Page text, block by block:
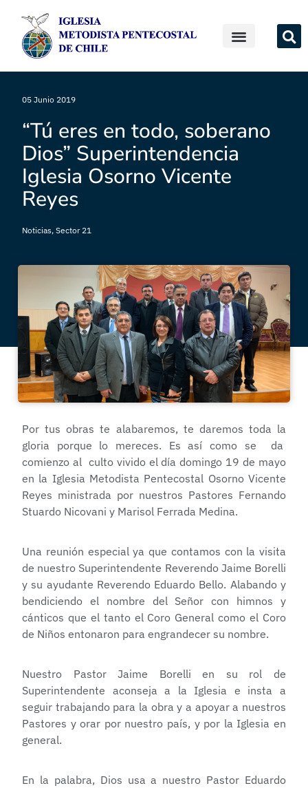
05 Junio 2019
“Tú eres en todo, soberano
Dios” Superintendencia
Iglesia Osorno Vicente
Reyes
Noticias, Sector 21
Por tus obras te alabaremos, te daremos toda la
gloria porque lo mereces. Es así como se da
comienzo al culto vivido el día domingo 19 de mayo
en la Iglesia Metodista Pentecostal Osorno Vicente
Reyes ministrada por nuestros Pastores Fernando
Stuardo Nicovani y Marisol Ferrada Medina.
Una reunión especial ya que contamos con la visita
de nuestro Superintendente Reverendo Jaime Borelli
y su ayudante Reverendo Eduardo Bello. Alabando y
bendiciendo el nombre del Señor con himnos y
cánticos que el tanto el Coro General como el Coro
de Niños entonaron para engrandecer su nombre.
Nuestro Pastor Jaime Borelli en su rol de
Superintendente aconseja a la Iglesia e insta a
seguir trabajando para la obra y a apoyar a nuestros
Pastores y orar por nuestro país, y por la Iglesia en
general.
En la palabra, Dios usa a nuestro Pastor Eduardo